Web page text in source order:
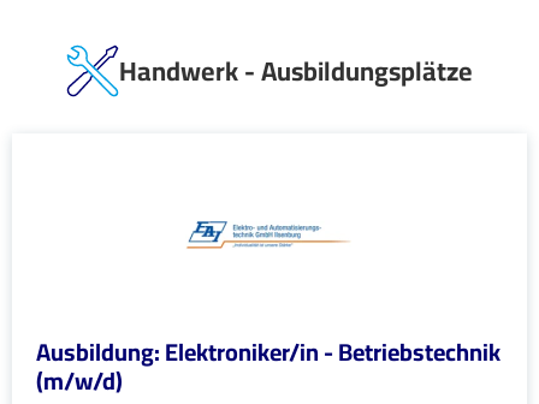
Handwerk - Ausbildungsplätze
Ausbildung: Elektroniker/in - Betriebstechnik
(m/w/d)